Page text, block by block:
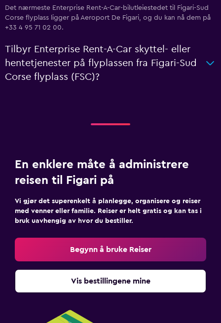
Det nærmeste Enterprise Rent-A-Car-bilutleiestedet til Figari-Sud
Corse flyplass ligger på Aeroport De Figari, og du kan nå dem på
+33 4 95 71 02 00.
Tilbyr Enterprise Rent-A-Car skyttel- eller
hentetjenester på flyplassen fra Figari-Sud
Corse flyplass (FSC)?
En enklere måte å administrere
reisen til Figari på
Vi gjør det superenkelt å planlegge, organisere og reiser
med venner eller familie. Reiser er helt gratis og kan tas i
bruk uavhengig av hvor du bestiller.
Begynn å bruke Reiser
Vis bestillingene mine